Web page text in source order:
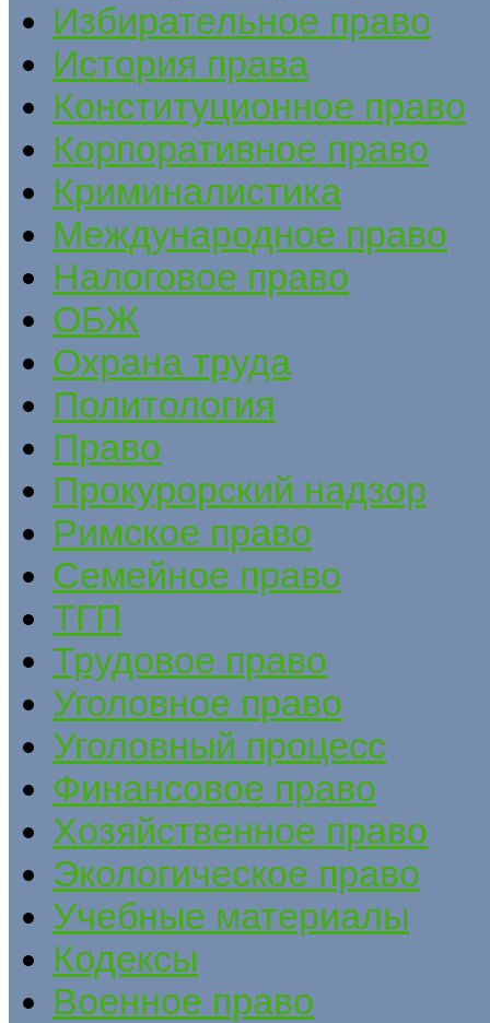
Избирательное право
История права
Конституционное право
Корпоративное право
Криминалистика
Международное право
Налоговое право
ОБЖ
Охрана труда
Политология
Право
Прокурорский надзор
Римское право
Семейное право
ТГП
Трудовое право
Уголовное право
Уголовный процесс
Финансовое право
Хозяйственное право
Экологическое право
Учебные материалы
Кодексы
Военное право